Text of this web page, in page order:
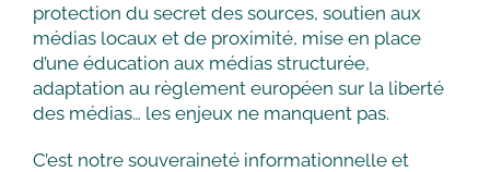
protection du secret des sources, soutien aux
médias locaux et de proximité, mise en place
d’une éducation aux médias structurée,
adaptation au règlement européen sur la liberté
des médias… les enjeux ne manquent pas.
C’est notre souveraineté informationnelle et